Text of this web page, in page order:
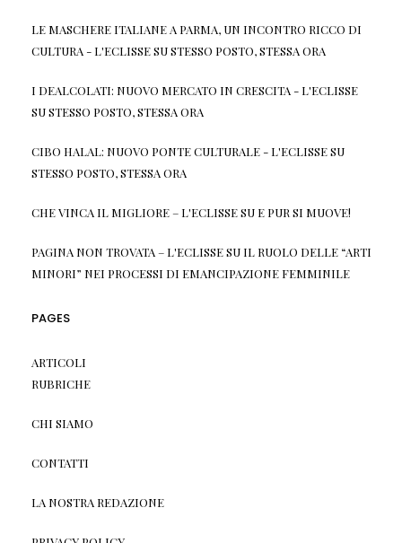
LE MASCHERE ITALIANE A PARMA, UN INCONTRO RICCO DI
CULTURA - L'ECLISSESUSTESSO POSTO, STESSA ORA
I DEALCOLATI: NUOVO MERCATO IN CRESCITA - L'ECLISSE
SUSTESSO POSTO, STESSA ORA
CIBO HALAL: NUOVO PONTE CULTURALE - L'ECLISSESU
STESSO POSTO, STESSA ORA
CHE VINCA IL MIGLIORE – L'ECLISSESU E PUR SI MUOVE!
PAGINA NON TROVATA – L'ECLISSESU IL RUOLO DELLE “ARTI
MINORI” NEI PROCESSI DI EMANCIPAZIONE FEMMINILE
PAGES
ARTICOLI
RUBRICHE
CHI SIAMO
CONTATTI
LA NOSTRA REDAZIONE